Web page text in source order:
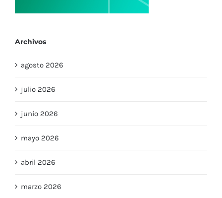
agosto 2026
julio 2026
junio 2026
mayo 2026
abril 2026
marzo 2026